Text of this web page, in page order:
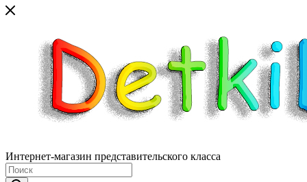
Интернет-магазин представительского класса